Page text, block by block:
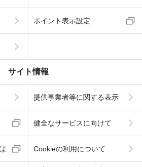
ポイント表示設定
サイト情報
提供事業者等に関する表示
健全なサービスに向けて
Cookieの利用について